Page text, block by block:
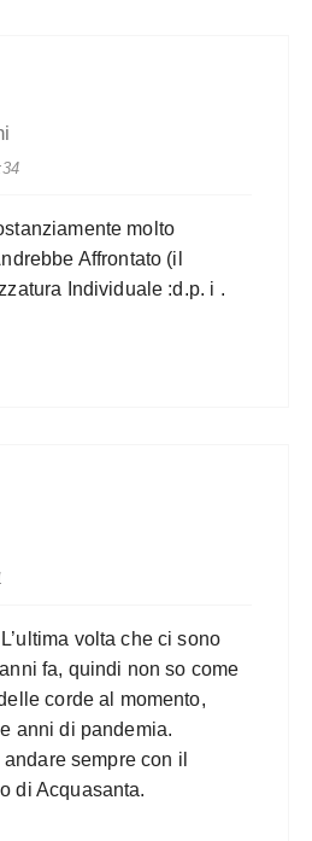
molto
Affrontato (il
Individuale :d.p. i .
volta che ci sono
fa, quindi non so come
corde al momento,
anni di pandemia.
sempre con il
di Acquasanta.